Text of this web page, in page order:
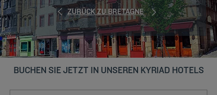
ZURÜCK ZU BRETAGNE
BUCHEN SIE JETZT IN UNSEREN KYRIAD HOTELS